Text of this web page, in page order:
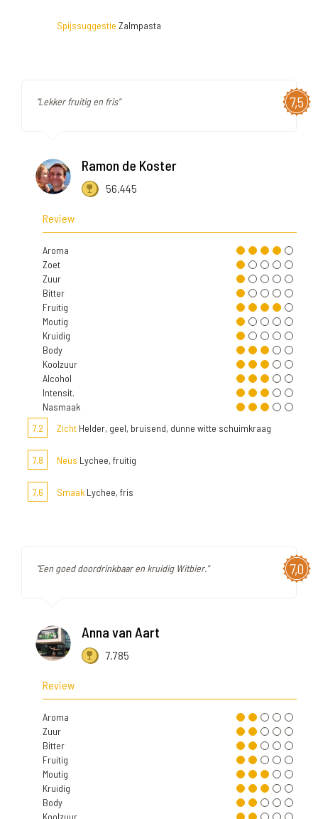
Spijssuggestie Zalmpasta
7,5
"Lekker fruitig en fris"
Ramon de Koster
56.445
Review
Aroma
Zoet
Zuur
Bitter
Fruitig
Moutig
Kruidig
Body
Koolzuur
Alcohol
Intensit.
Nasmaak
7,2
Zicht Helder, geel, bruisend, dunne witte schuimkraag
7,8 Neus Lychee, fruitig
7,6 Smaak Lychee, fris
7,0
"Een goed doordrinkbaar en kruidig Witbier."
Anna van Aart
7.785
Review
Aroma
Zuur
Bitter
Fruitig
Moutig
Kruidig
Body
Koolzuur